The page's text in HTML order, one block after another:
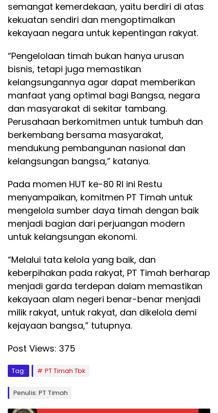
semangat kemerdekaan, yaitu berdiri di atas
kekuatan sendiri dan mengoptimalkan
kekayaan negara untuk kepentingan rakyat.
“Pengelolaan timah bukan hanya urusan
bisnis, tetapi juga memastikan
kelangsungannya agar dapat memberikan
manfaat yang optimal bagi Bangsa, negara
dan masyarakat di sekitar tambang.
Perusahaan berkomitmen untuk tumbuh dan
berkembang bersama masyarakat,
mendukung pembangunan nasional dan
kelangsungan bangsa,” katanya.
Pada momen HUT ke-80 RI ini Restu
menyampaikan, komitmen PT Timah untuk
mengelola sumber daya timah dengan baik
menjadi bagian dari perjuangan modern
untuk kelangsungan ekonomi.
“Melalui tata kelola yang baik, dan
keberpihakan pada rakyat, PT Timah berharap
menjadi garda terdepan dalam memastikan
kekayaan alam negeri benar-benar menjadi
milik rakyat, untuk rakyat, dan dikelola demi
kejayaan bangsa,” tutupnya.
Post Views: 375
Tag: PT Timah Tbk
Penulis: PT Timah